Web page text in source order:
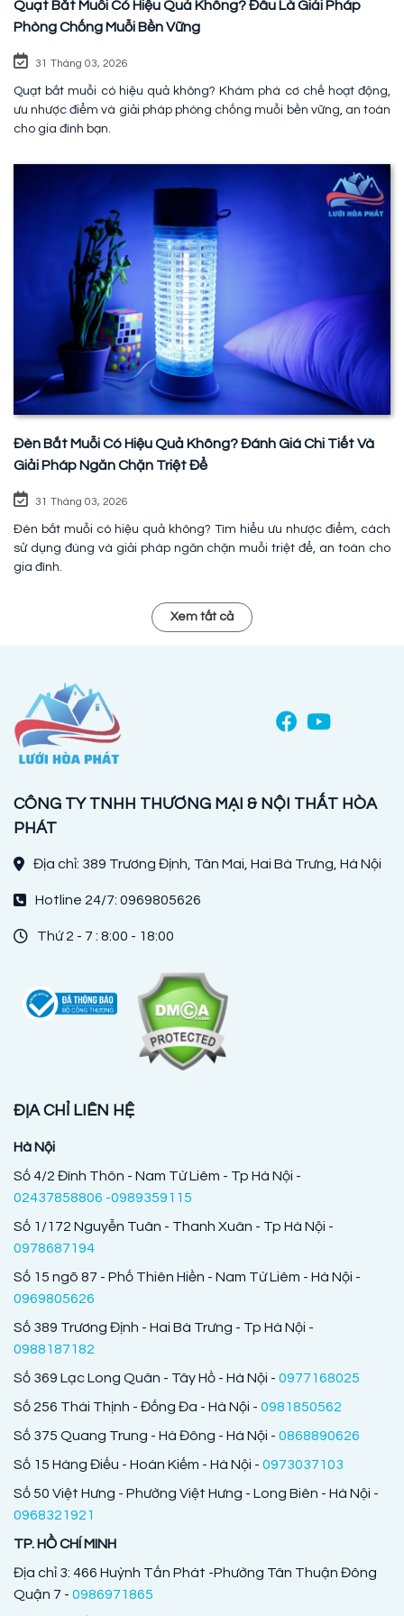
Quạt Bắt Muỗi Có Hiệu Quả Không? Đâu Là Giải Pháp
Phòng Chống Muỗi Bền Vững
31 Tháng 03, 2026
Quạt bắt muỗi có hiệu quả không? Khám phá cơ chế hoạt động,
ưu nhược điểm và giải pháp phòng chống muỗi bền vững, an toàn
cho gia đình bạn.
Đèn Bắt Muỗi Có Hiệu Quả Không? Đánh Giá Chi Tiết Và
Giải Pháp Ngăn Chặn Triệt Để
31 Tháng 03, 2026
Đèn bắt muỗi có hiệu quả không? Tìm hiểu ưu nhược điểm, cách
sử dụng đúng và giải pháp ngăn chặn muỗi triệt để, an toàn cho
gia đình.
Xem tất cả
CÔNG TY TNHH THƯƠNG MẠI & NỘI THẤT HÒA
PHÁT
Địa chỉ: 389 Trương Định, Tân Mai, Hai Bà Trưng, Hà Nội
Hotline 24/7: 0969805626
Thứ 2 - 7 : 8:00 - 18:00
ĐỊA CHỈ LIÊN HỆ
Hà Nội
Số 4/2 Đình Thôn - Nam Từ Liêm - Tp Hà Nội -
02437858806 -0989359115
Số 1/172 Nguyễn Tuân - Thanh Xuân - Tp Hà Nội -
0978687194
Số 15 ngõ 87 - Phố Thiên Hiền - Nam Từ Liêm - Hà Nội -
0969805626
Số 389 Trương Định - Hai Bà Trưng - Tp Hà Nội -
0988187182
Số 369 Lạc Long Quân - Tây Hồ - Hà Nội - 0977168025
Số 256 Thái Thịnh - Đống Đa - Hà Nội - 0981850562
Số 375 Quang Trung - Hà Đông - Hà Nội - 0868890626
Số 15 Hàng Điếu - Hoàn Kiếm - Hà Nội - 0973037103
Số 50 Việt Hưng - Phường Việt Hưng - Long Biên - Hà Nội -
0968321921
TP. HỒ CHÍ MINH
Địa chỉ 3: 466 Huỳnh Tấn Phát -Phường Tân Thuận Đông
Quận 7 - 0986971865